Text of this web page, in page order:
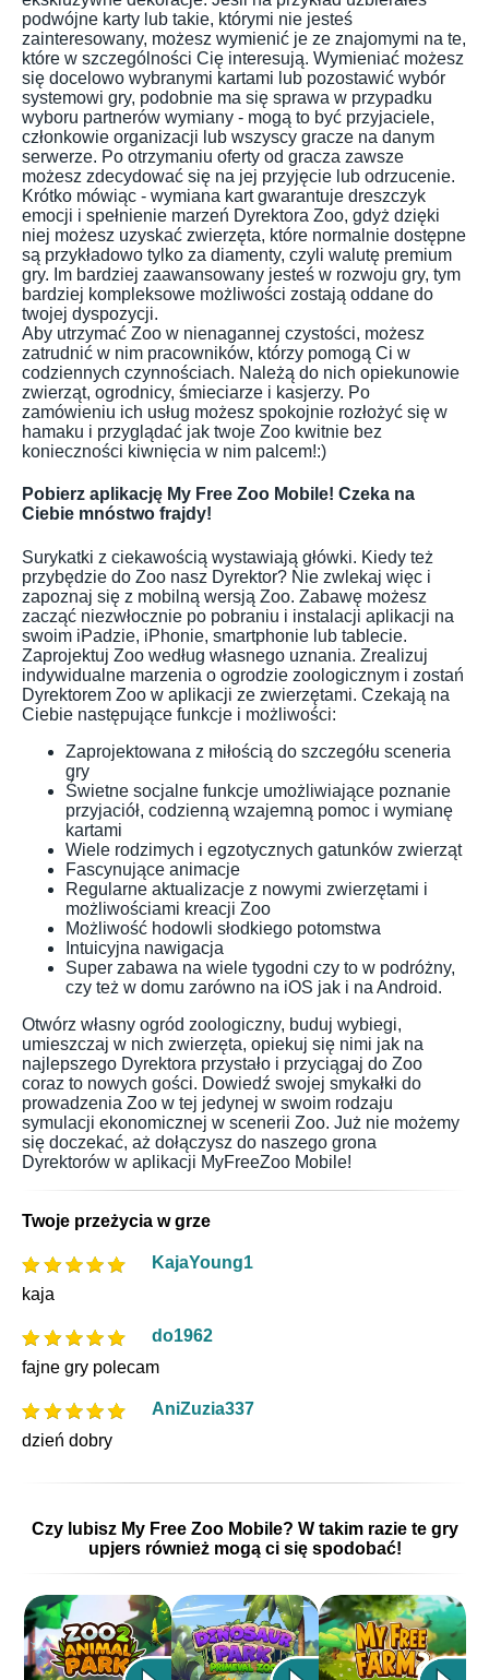
podwójne karty lub takie, którymi nie jesteś
zainteresowany, możesz wymienić je ze znajomymi na te,
które w szczególności Cię interesują. Wymieniać możesz
się docelowo wybranymi kartami lub pozostawić wybór
systemowi gry, podobnie ma się sprawa w przypadku
wyboru partnerów wymiany - mogą to być przyjaciele,
członkowie organizacji lub wszyscy gracze na danym
serwerze. Po otrzymaniu oferty od gracza zawsze
możesz zdecydować się na jej przyjęcie lub odrzucenie.
Krótko mówiąc - wymiana kart gwarantuje dreszczyk
emocji i spełnienie marzeń Dyrektora Zoo, gdyż dzięki
niej możesz uzyskać zwierzęta, które normalnie dostępne
są przykładowo tylko za diamenty, czyli walutę premium
gry. Im bardziej zaawansowany jesteś w rozwoju gry, tym
bardziej kompleksowe możliwości zostają oddane do
twojej dyspozycji.
Aby utrzymać Zoo w nienagannej czystości, możesz
zatrudnić w nim pracowników, którzy pomogą Ci w
codziennych czynnościach. Należą do nich opiekunowie
zwierząt, ogrodnicy, śmieciarze i kasjerzy. Po
zamówieniu ich usług możesz spokojnie rozłożyć się w
hamaku i przyglądać jak twoje Zoo kwitnie bez
konieczności kiwnięcia w nim palcem!:)
Pobierz aplikację My Free Zoo Mobile! Czeka na
Ciebie mnóstwo frajdy!
Surykatki z ciekawością wystawiają główki. Kiedy też
przybędzie do Zoo nasz Dyrektor? Nie zwlekaj więc i
zapoznaj się z mobilną wersją Zoo. Zabawę możesz
zacząć niezwłocznie po pobraniu i instalacji aplikacji na
swoim iPadzie, iPhonie, smartphonie lub tablecie.
Zaprojektuj Zoo według własnego uznania. Zrealizuj
indywidualne marzenia o ogrodzie zoologicznym i zostań
Dyrektorem Zoo w aplikacji ze zwierzętami. Czekają na
Ciebie następujące funkcje i możliwości:
Zaprojektowana z miłością do szczegółu sceneria
gry
Świetne socjalne funkcje umożliwiające poznanie
przyjaciół, codzienną wzajemną pomoc i wymianę
kartami
Wiele rodzimych i egzotycznych gatunków zwierząt
Fascynujące animacje
Regularne aktualizacje z nowymi zwierzętami i
możliwościami kreacji Zoo
Możliwość hodowli słodkiego potomstwa
Intuicyjna nawigacja
Super zabawa na wiele tygodni czy to w podróżny,
czy też w domu zarówno na iOS jak i na Android.
Otwórz własny ogród zoologiczny, buduj wybiegi,
umieszczaj w nich zwierzęta, opiekuj się nimi jak na
najlepszego Dyrektora przystało i przyciągaj do Zoo
coraz to nowych gości. Dowiedź swojej smykałki do
prowadzenia Zoo w tej jedynej w swoim rodzaju
symulacji ekonomicznej w scenerii Zoo. Już nie możemy
się doczekać, aż dołączysz do naszego grona
Dyrektorów w aplikacji MyFreeZoo Mobile!
Twoje przeżycia w grze
KajaYoung1
kaja
do1962
fajne gry polecam
AniZuzia337
dzień dobry
Czy lubisz My Free Zoo Mobile? W takim razie te gry
upjers również mogą ci się spodobać!